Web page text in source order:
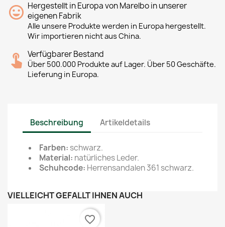
Hergestellt in Europa von Marelbo in unserer
eigenen Fabrik
Alle unsere Produkte werden in Europa hergestellt.
Wir importieren nicht aus China.
Verfügbarer Bestand
Über 500.000 Produkte auf Lager. Über 50 Geschäfte.
Lieferung in Europa.
Beschreibung Artikeldetails
Farben: schwarz.
Material: natürliches Leder.
Schuhcode: Herrensandalen 361 schwarz.
VIELLEICHT GEFÄLLT IHNEN AUCH
favorite_border